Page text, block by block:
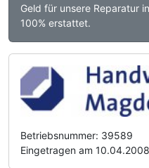
Geld für unsere Reparatur
100% erstattet.
Betriebsnummer: 39589
Eingetragen am 10.04.2008